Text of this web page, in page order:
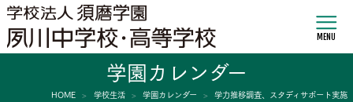
MENU
学園カレンダー
HOME 学校生活 学園カレンダー 学力推移調査、スタディサポート実施